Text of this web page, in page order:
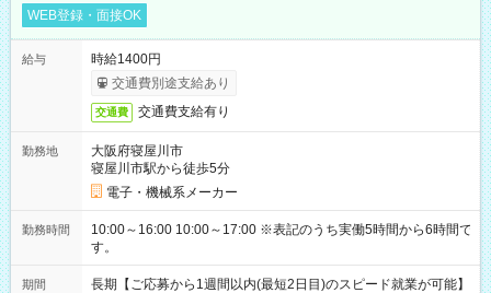
WEB登録・面接OK
給与
時給1400円
交通費別途支給あり
交通費 交通費支給有り
勤務地
大阪府寝屋川市
寝屋川市駅から徒歩5分
電子・機械系メーカー
勤務時間
10:00～16:00 10:00～17:00 ※表記のうち実働5時間から6時間で
す。
期間
長期【ご応募から1週間以内(最短2日目)のスピード就業が可能】